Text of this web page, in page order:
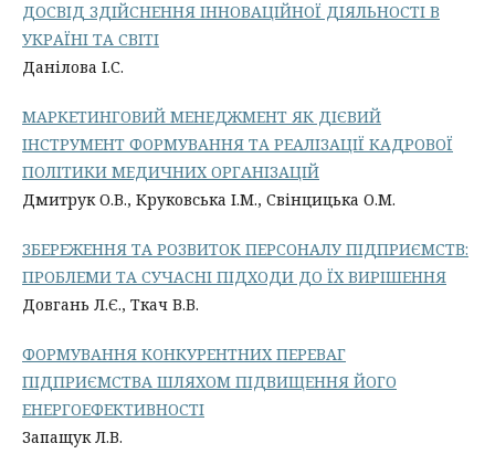
ДОСВІД ЗДІЙСНЕННЯ ІННОВАЦІЙНОЇ ДІЯЛЬНОСТІ В
УКРАЇНІ ТА СВІТІ
Данілова І.С.
МАРКЕТИНГОВИЙ МЕНЕДЖМЕНТ ЯК ДІЄВИЙ
ІНСТРУМЕНТ ФОРМУВАННЯ ТА РЕАЛІЗАЦІЇ КАДРОВОЇ
ПОЛІТИКИ МЕДИЧНИХ ОРГАНІЗАЦІЙ
Дмитрук О.В., Круковська І.М., Свінцицька О.М.
ЗБЕРЕЖЕННЯ ТА РОЗВИТОК ПЕРСОНАЛУ ПІДПРИЄМСТВ:
ПРОБЛЕМИ ТА СУЧАСНІ ПІДХОДИ ДО ЇХ ВИРІШЕННЯ
Довгань Л.Є., Ткач В.В.
ФОРМУВАННЯ КОНКУРЕНТНИХ ПЕРЕВАГ
ПІДПРИЄМСТВА ШЛЯХОМ ПІДВИЩЕННЯ ЙОГО
ЕНЕРГОЕФЕКТИВНОСТІ
Запащук Л.В.